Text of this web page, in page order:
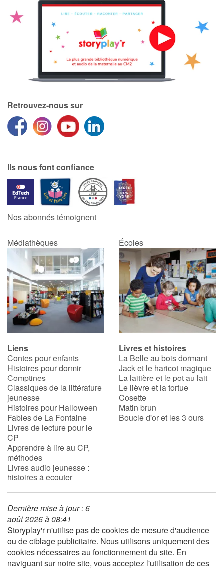
Retrouvez-nous sur
Ils nous font confiance
Nos abonnés témoignent
Médiathèques Écoles
Liens
Contes pour enfants
Histoires pour dormir
Comptines
Classiques de la littérature
jeunesse
Histoires pour Halloween
Fables de La Fontaine
Livres de lecture pour le
CP
Apprendre à lire au CP,
méthodes
Livres audio jeunesse :
histoires à écouter
Livres et histoires
La Belle au bois dormant
Jack et le haricot magique
La laitière et le pot au lait
Le lièvre et la tortue
Cosette
Matin brun
Boucle d'or et les 3 ours
Dernière mise à jour : 6
août 2026 à 08:41
Storyplay'r n'utilise pas de cookies de mesure d'audience
ou de ciblage publicitaire. Nous utilisons uniquement des
cookies nécessaires au fonctionnement du site. En
naviguant sur notre site, vous acceptez l'utilisation de ces